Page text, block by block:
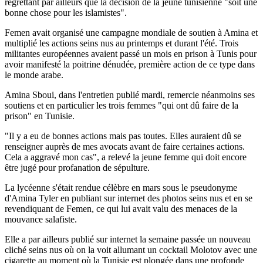
regrettant par ailleurs que la décision de la jeune tunisienne "soit une
bonne chose pour les islamistes".
Femen avait organisé une campagne mondiale de soutien à Amina et
multiplié les actions seins nus au printemps et durant l'été. Trois
militantes européennes avaient passé un mois en prison à Tunis pour
avoir manifesté la poitrine dénudée, première action de ce type dans
le monde arabe.
Amina Sboui, dans l'entretien publié mardi, remercie néanmoins ses
soutiens et en particulier les trois femmes "qui ont dû faire de la
prison" en Tunisie.
"Il y a eu de bonnes actions mais pas toutes. Elles auraient dû se
renseigner auprès de mes avocats avant de faire certaines actions.
Cela a aggravé mon cas", a relevé la jeune femme qui doit encore
être jugé pour profanation de sépulture.
La lycéenne s'était rendue célèbre en mars sous le pseudonyme
d'Amina Tyler en publiant sur internet des photos seins nus et en se
revendiquant de Femen, ce qui lui avait valu des menaces de la
mouvance salafiste.
Elle a par ailleurs publié sur internet la semaine passée un nouveau
cliché seins nus où on la voit allumant un cocktail Molotov avec une
cigarette au moment où la Tunisie est plongée dans une profonde